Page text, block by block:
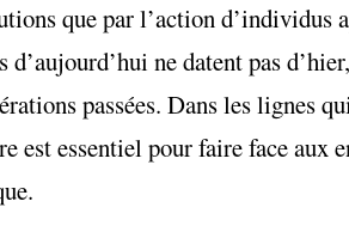
que par l’action d’individus
ne datent pas
passées. Dans les lignes
est essentiel pour faire face aux